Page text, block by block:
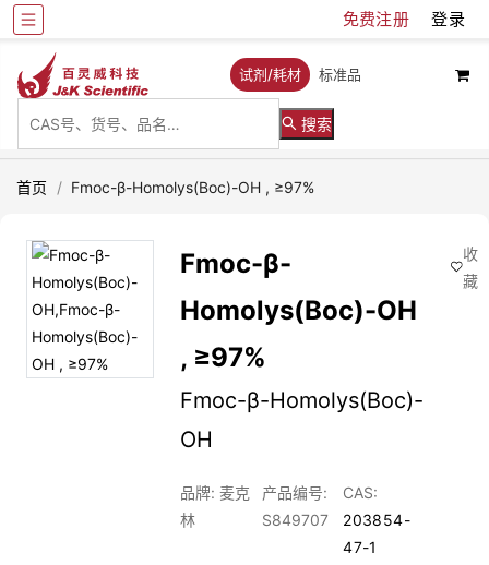
免费注册 登录
试剂/耗材 标准品
搜索
首页 / Fmoc-β-Homolys(Boc)-OH , ≥97%
Fmoc-β-
Homolys(Boc)-OH
, ≥97%
Fmoc-β-Homolys(Boc)-
OH
品牌: 麦克
林
产品编号:
S849707
CAS:
203854-
47-1
收
藏